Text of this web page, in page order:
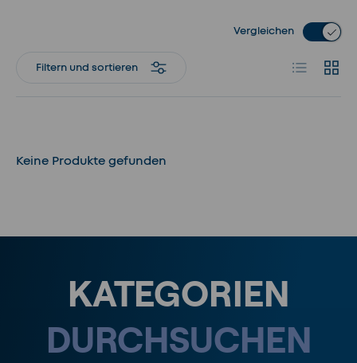
Filtern und sortieren
Vergleichen
Keine Produkte gefunden
KATEGORIEN
DURCHSUCHEN